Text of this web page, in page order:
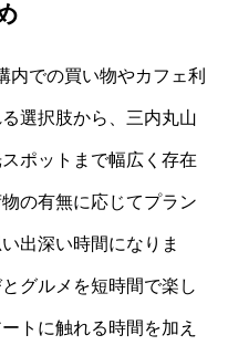
内での買い物やカフェ利
選択肢から、三内丸山
ポットまで幅広く存在
の有無に応じてプラン
出深い時間になりま
グルメを短時間で楽し
トに触れる時間を加え